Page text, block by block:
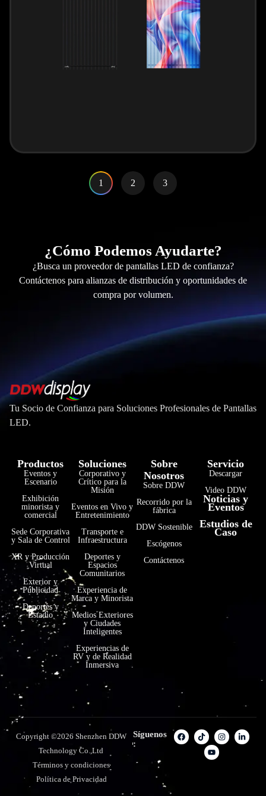
1 2 3
¿Cómo Podemos Ayudarte?
¿Busca un proveedor de pantallas LED de confianza?
Contáctenos para alianzas de distribución y oportunidades de
compra por volumen.
Tu Socio de Confianza para Soluciones Profesionales de Pantallas
LED.
Productos
Eventos y
Escenario
Exhibición
minorista y
comercial
Sede Corporativa
y Sala de Control
XR y Producción
Virtual
Exterior y
Publicidad
Deportes y
Estadio
Soluciones
Corporativo y
Crítico para la
Misión
Eventos en Vivo y
Entretenimiento
Transporte e
Infraestructura
Deportes y
Espacios
Comunitarios
Experiencia de
Marca y Minorista
Medios Exteriores
y Ciudades
Inteligentes
Experiencias de
RV y de Realidad
Inmersiva
Sobre
Nosotros
Sobre DDW
Recorrido por la
fábrica
DDW Sostenible
Escógenos
Contáctenos
Servicio
Descargar
Video DDW
Noticias y
Eventos
Estudios de
Caso
Copyright ©2026 Shenzhen DDW
Technology Co.,Ltd
Términos y condiciones
Política de Privacidad
Síguenos
: